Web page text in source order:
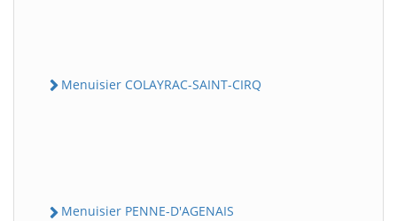
Menuisier COLAYRAC-SAINT-CIRQ
Menuisier PENNE-D'AGENAIS